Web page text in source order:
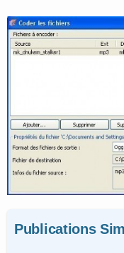
Publications